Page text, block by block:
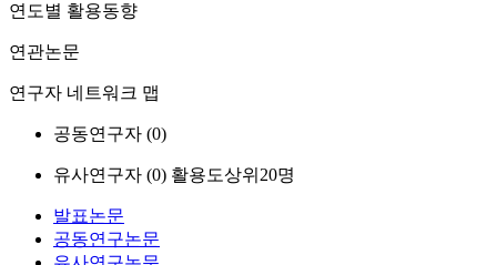
연도별 활용동향
연관논문
연구자 네트워크 맵
공동연구자 (0)
유사연구자 (0) 활용도상위20명
발표논문
공동연구논문